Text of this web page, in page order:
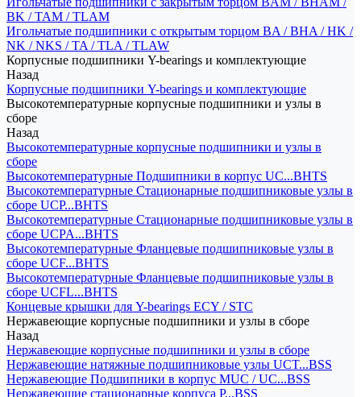
BK / TAM / TLAM
Игольчатые подшипники с открытым торцом BA / BHA / HK /
NK / NKS / TA / TLA / TLAW
Корпусные подшипники Y-bearings и комплектующие
Назад
Корпусные подшипники Y-bearings и комплектующие
Высокотемпературные корпусные подшипники и узлы в
сборе
Назад
Высокотемпературные корпусные подшипники и узлы в
сборе
Высокотемпературные Подшипники в корпус UC...BHTS
Высокотемпературные Стационарные подшипниковые узлы в
сборе UCP...BHTS
Высокотемпературные Стационарные подшипниковые узлы в
сборе UCPA...BHTS
Высокотемпературные Фланцевые подшипниковые узлы в
сборе UCF...BHTS
Высокотемпературные Фланцевые подшипниковые узлы в
сборе UCFL...BHTS
Концевые крышки для Y-bearings ECY / STC
Нержавеющие корпусные подшипники и узлы в сборе
Назад
Нержавеющие корпусные подшипники и узлы в сборе
Нержавеющие натяжные подшипниковые узлы UCT...BSS
Нержавеющие Подшипники в корпус MUC / UC...BSS
Нержавеющие стационарные корпуса P...BSS